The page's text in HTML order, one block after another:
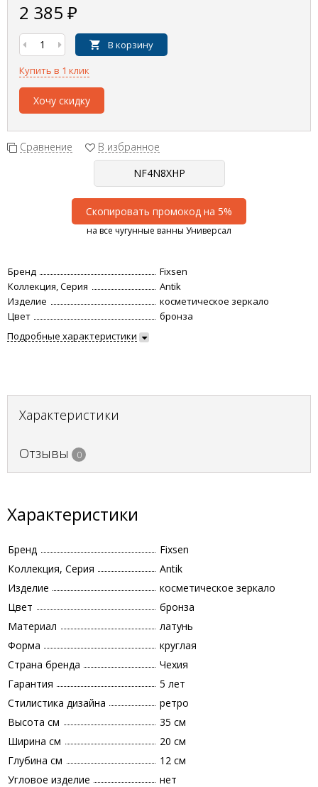
2 385 ₽
В корзину
Купить в 1 клик
Хочу скидку
Сравнение В избранное
Скопировать промокод на 5%
на все чугунные ванны Универсал
Бренд
Fixsen
Коллекция, Серия
Antik
Изделие
косметическое зеркало
Цвет
бронза
Подробные характеристики
Характеристики
Отзывы 0
Характеристики
Бренд
Fixsen
Коллекция, Серия
Antik
Изделие
косметическое зеркало
Цвет
бронза
Материал
латунь
Форма
круглая
Страна бренда
Чехия
Гарантия
5 лет
Стилистика дизайна
ретро
Высота см
35 см
Ширина см
20 см
Глубина см
12 см
Угловое изделие
нет